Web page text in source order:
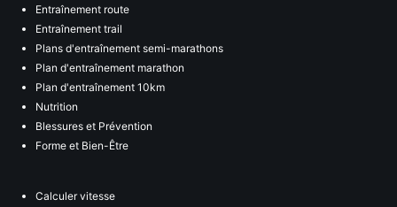
Entraînement route
Entraînement trail
Plans d'entraînement semi-marathons
Plan d'entraînement marathon
Plan d'entraînement 10km
Nutrition
Blessures et Prévention
Forme et Bien-Être
Calculer vitesse